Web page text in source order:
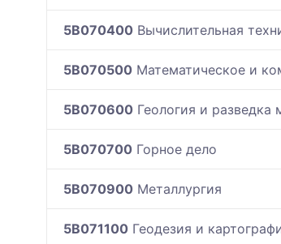
5B070400 Вычислительная
5B070500 Математическое и
5B070600 Геология и
5B070700 Горное дело
5B070900 Металлургия
5B071100 Геодезия и